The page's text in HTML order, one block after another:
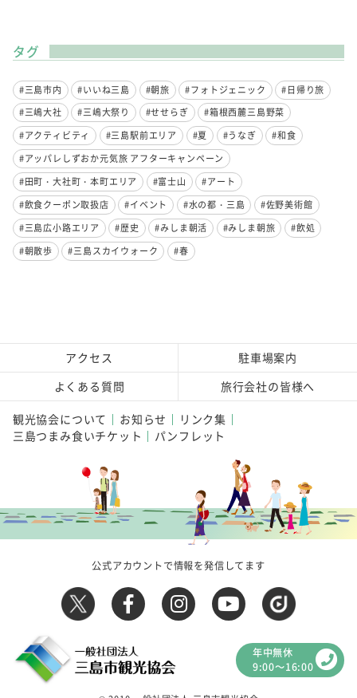
タグ
#三島市内 #いいね三島 #朝旅 #フォトジェニック
#日帰り旅
#三嶋大社
#三嶋大祭り #せせらぎ
#箱根西麓三島野菜
#アクティビティ
#三島駅前エリア #夏 #うなぎ
#和食
#アッパレしずおか元気旅 アフターキャンペーン
#田町・大社町・本町エリア
#富士山
#アート
#飲食クーポン取扱店
#イベント #水の都・三島
#佐野美術館
#三島広小路エリア
#歴史 #みしま朝活 #みしま朝旅
#飲処
#朝散歩
#三島スカイウォーク #春
アクセス
駐車場案内
よくある質問
旅行会社の皆様へ
観光協会について お知らせ
リンク集
三島つまみ食いチケット
パンフレット
公式アカウントで情報を発信してます
年中無休
9:00～16:00